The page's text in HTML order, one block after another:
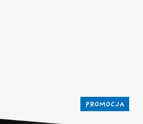
PROMOCJA